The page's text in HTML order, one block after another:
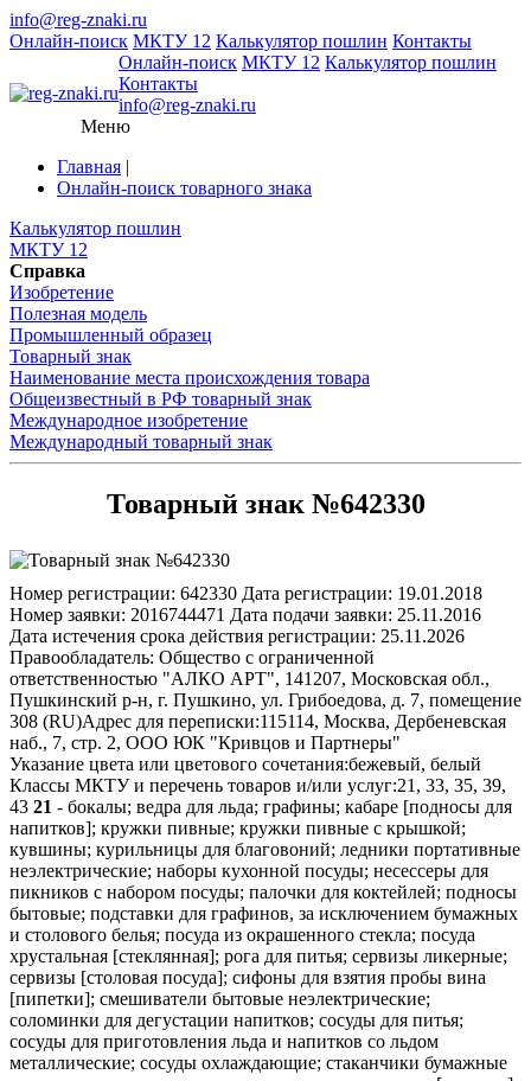
info@reg-znaki.ru
Онлайн-поиск МКТУ 12 Калькулятор пошлин Контакты
Онлайн-поиск МКТУ 12 Калькулятор пошлин
Контакты
info@reg-znaki.ru
Меню
Главная |
Онлайн-поиск товарного знака
Калькулятор пошлин
МКТУ 12
Справка
Изобретение
Полезная модель
Промышленный образец
Товарный знак
Наименование места происхождения товара
Общеизвестный в РФ товарный знак
Международное изобретение
Международный товарный знак
Товарный знак №642330
Номер регистрации: 642330 Дата регистрации: 19.01.2018
Номер заявки: 2016744471 Дата подачи заявки: 25.11.2016
Дата истечения срока действия регистрации: 25.11.2026
Правообладатель: Общество с ограниченной
ответственностью "АЛКО АРТ", 141207, Московская обл.,
Пушкинский р-н, г. Пушкино, ул. Грибоедова, д. 7, помещение
308 (RU)Адрес для переписки:115114, Москва, Дербеневская
наб., 7, стр. 2, ООО ЮК "Кривцов и Партнеры"
Указание цвета или цветового сочетания:бежевый, белый
Классы МКТУ и перечень товаров и/или услуг:21, 33, 35, 39,
43 21 - бокалы; ведра для льда; графины; кабаре [подносы для
напитков]; кружки пивные; кружки пивные с крышкой;
кувшины; курильницы для благовоний; ледники портативные
неэлектрические; наборы кухонной посуды; несессеры для
пикников с набором посуды; палочки для коктейлей; подносы
бытовые; подставки для графинов, за исключением бумажных
и столового белья; посуда из окрашенного стекла; посуда
хрустальная [стеклянная]; рога для питья; сервизы ликерные;
сервизы [столовая посуда]; сифоны для взятия пробы вина
[пипетки]; смешиватели бытовые неэлектрические;
соломинки для дегустации напитков; сосуды для питья;
сосуды для приготовления льда и напитков со льдом
металлические; сосуды охлаждающие; стаканчики бумажные